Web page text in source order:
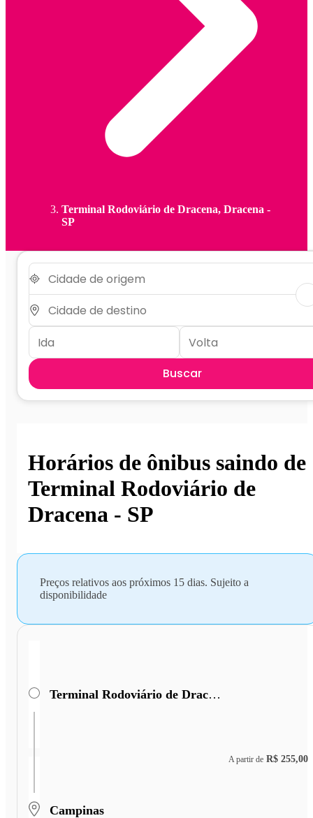
Terminal Rodoviário de Dracena, Dracena -
SP
Buscar
Horários de ônibus saindo de
Terminal Rodoviário de
Dracena - SP
Preços relativos aos próximos 15 dias. Sujeito a
disponibilidade
Terminal Rodoviário de Dracena
Campinas
A partir de R$ 255,00